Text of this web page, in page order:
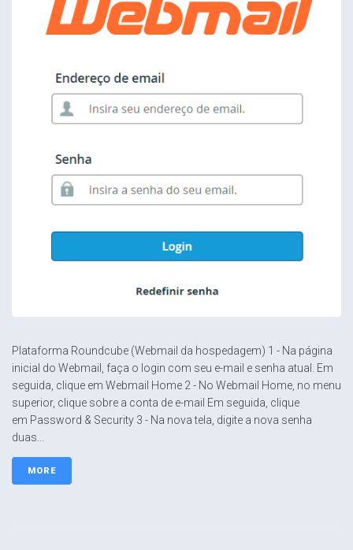
Plataforma Roundcube (Webmail da hospedagem) 1 - Na página
inicial do Webmail, faça o login com seu e-mail e senha atual. Em
seguida, clique em Webmail Home 2 - No Webmail Home, no menu
superior, clique sobre a conta de e-mail Em seguida, clique
em Password & Security 3 - Na nova tela, digite a nova senha
duas...
MORE